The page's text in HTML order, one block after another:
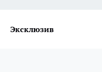
Эксклюзив